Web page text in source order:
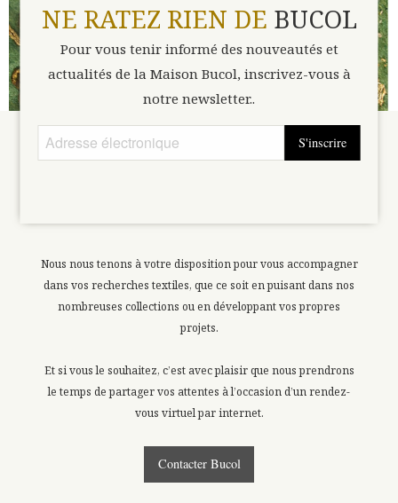
Nous nous tenons à votre disposition pour vous accompagner
dans vos recherches textiles, que ce soit en puisant dans nos
nombreuses collections ou en développant vos propres
projets.
Et si vous le souhaitez, c’est avec plaisir que nous prendrons
le temps de partager vos attentes à l’occasion d’un rendez-
vous virtuel par internet.
Contacter Bucol
NE RATEZ RIEN DE BUCOL
Pour vous tenir informé des nouveautés et
actualités de la Maison Bucol, inscrivez-vous à
notre newsletter..
S'inscrire